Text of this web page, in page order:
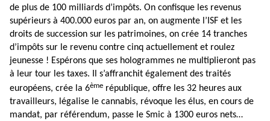
de plus de 100 milliards d’impôts. On confisque les revenus
supérieurs à 400.000 euros par an, on augmente l’ISF et les
droits de succession sur les patrimoines, on crée 14 tranches
d’impôts sur le revenu contre cinq actuellement et roulez
jeunesse ! Espérons que ses hologrammes ne multiplieront pas
à leur tour les taxes. Il s’affranchit également des traités
européens, crée la 6ème république, offre les 32 heures aux
travailleurs, légalise le cannabis, révoque les élus, en cours de
mandat, par référendum, passe le Smic à 1300 euros nets…